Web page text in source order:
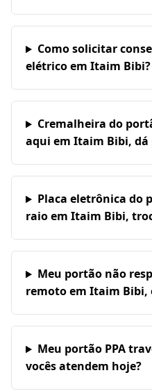
Como solicitar
elétrico em Itaim Bibi?
Cremalheira do
aqui em Itaim Bibi, dá
Placa eletrônica do
raio em Itaim Bibi,
Meu portão não
remoto em Itaim Bibi,
Meu portão PPA
vocês atendem hoje?